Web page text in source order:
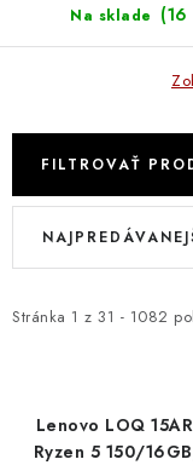
: TOP PRODUKTY
ZNAČKY
Obchodné podmienky
Moja objednávka
Formuláre na stiahnutie
Home/modrá
Na sklade (16
FILTROVAŤ
V
i
Stránka 1 z 31 - 1082
R
e
Lenovo LOQ
Ryzen 5 150/